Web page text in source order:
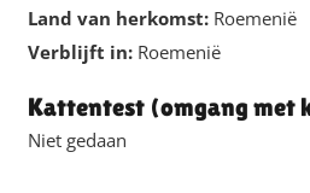
Land van herkomst: Roemenië
Verblijft in: Roemenië
Kattentest (omgang met
Niet gedaan